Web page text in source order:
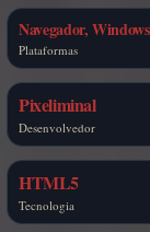
Navegador,
Plataformas
Pixeliminal
Desenvolvedor
HTML5
Tecnologia